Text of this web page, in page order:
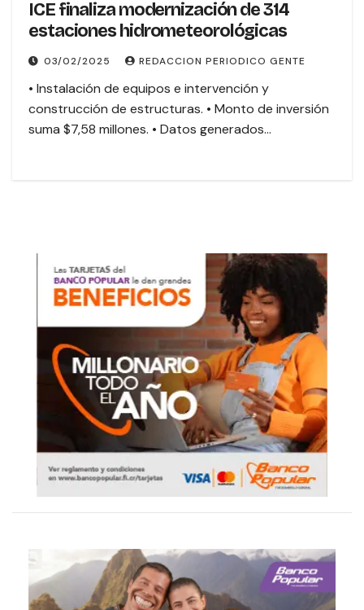
ICE finaliza modernización de 314
estaciones hidrometeorológicas
03/02/2025 REDACCION PERIODICO GENTE
• Instalación de equipos e intervención y
construcción de estructuras. • Monto de inversión
suma $7,58 millones. • Datos generados…